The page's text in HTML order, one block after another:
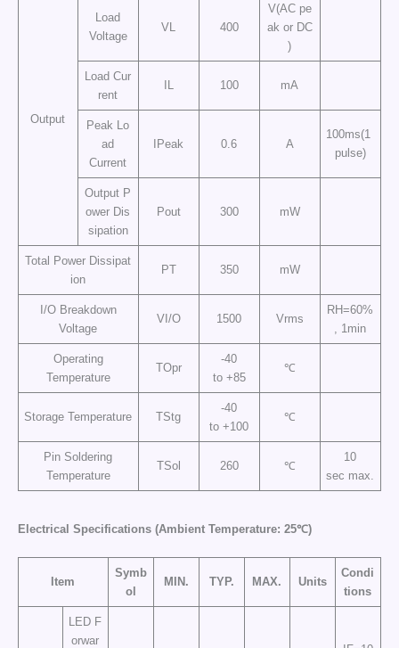
Output
Load
Voltage
VL 400
V(AC pe
ak or DC
)
Load Cur
rent
IL 100 mA
Peak Lo
ad
Current
IPeak 0.6 A
100ms(1
pulse)
Output P
ower Dis
sipation
Pout 300 mW
Total Power Dissipat
ion
PT 350 mW
I/O Breakdown
Voltage
VI/O 1500 Vrms
RH=60%
, 1min
Operating
Temperature
TOpr
-40
to +85
℃
Storage Temperature TStg
-40
to +100
℃
Pin Soldering
Temperature
TSol 260 ℃
10
sec max.
Electrical Specifications (Ambient Temperature: 25℃)
Item
Symb
ol
MIN. TYP. MAX. Units
Condi
tions
LED F
orwar